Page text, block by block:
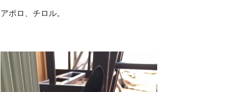
アポロ、チロル。